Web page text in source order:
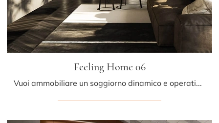
Feeling Home 06
Vuoi ammobiliare un soggiorno dinamico e operativo? Ti presentiamo la parete attrezzata Feeling Home 06 Arrital dalle forme decise moderne.